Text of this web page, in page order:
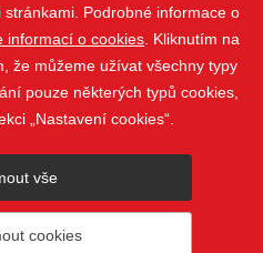
nás
nahoru
Podrobné informace o
informací o cookies . Kliknutím na
že můžeme užívat všechny typy
pouze některých typů cookies,
„Nastavení cookies“.
vše
cookies